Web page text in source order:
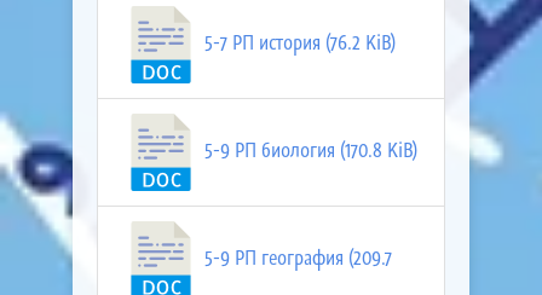
5-7 РП история (76.2 KiB)
5-9 РП биология (170.8 KiB)
5-9 РП география (209.7